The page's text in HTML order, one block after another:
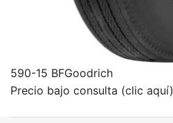
590-15 BFGoodrich
Precio bajo consulta (clic aquí)